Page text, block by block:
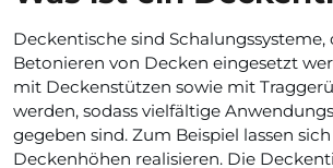
Deckentische sind Schalungssysteme,
Betonieren von Decken eingesetzt
mit Deckenstützen sowie mit
werden, sodass vielfältige
gegeben sind. Zum Beispiel lassen
Deckenhöhen realisieren. Die